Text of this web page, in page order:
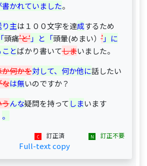
書かれていました。
主は１００文字を達成するため
頭痛’と‘」と「頭暈(めまい）’」に
とばかり書いてしまいました。
何かを対して、何か他に話したい
は無いのですか？
んな疑問を持ってしまいます
。
訂正済 訂正不要
Full-text copy